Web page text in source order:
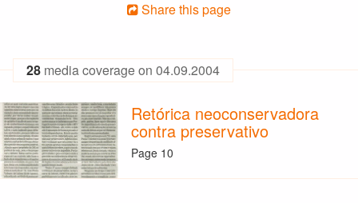
Share this page
28 media coverage on 04.09.2004
Retórica neoconservadora
contra preservativo
Page 10